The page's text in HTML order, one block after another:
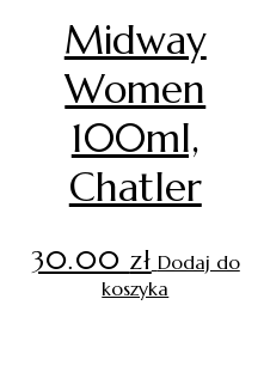
Midway
Women
100ml,
Chatler
30.00 zł Dodaj do
koszyka